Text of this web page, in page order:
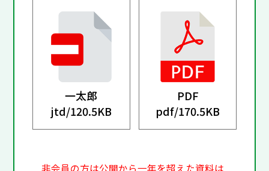
一太郎
jtd/120.5KB
PDF
pdf/170.5KB